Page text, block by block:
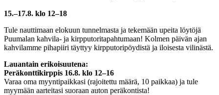
15.–17.8. klo 12–18
Tule nauttimaan elokuun tunnelmasta ja tekemään upeita löytöjä
Puumalan kahvila- ja kirpputoritapahtumaan! Kolmen päivän ajan
kahvilamme pihapiiri täyttyy kirpputoripöydistä ja iloisesta vilinästä.
Lauantain erikoisuutena:
Peräkonttikirppis 16.8. klo 12–16
Varaa oma myyntipaikkasi (rajoitettu määrä, 10 paikkaa) ja tule
myymään aarteitasi suoraan auton peräkontista!